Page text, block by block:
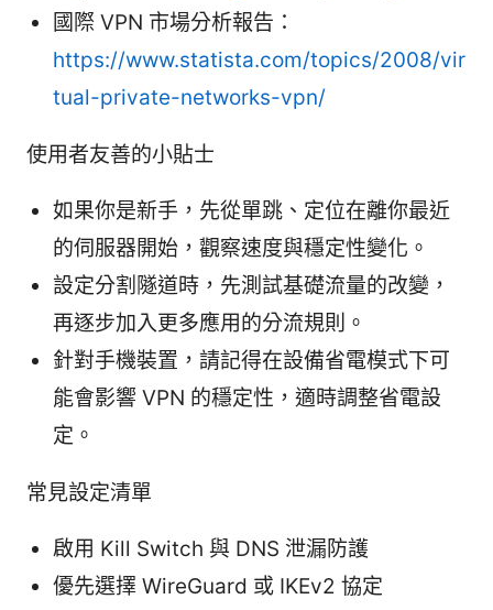
國際 VPN 市場分析報告：
https://www.statista.com/topics/2008/vir
tual-private-networks-vpn/
使用者友善的小貼士
如果你是新手，先從單跳、定位在離你最近
的伺服器開始，觀察速度與穩定性變化。
設定分割隧道時，先測試基礎流量的改變，
再逐步加入更多應用的分流規則。
針對手機裝置，請記得在設備省電模式下可
能會影響 VPN 的穩定性，適時調整省電設
定。
常見設定清單
啟用 Kill Switch 與 DNS 泄漏防護
優先選擇 WireGuard 或 IKEv2 協定